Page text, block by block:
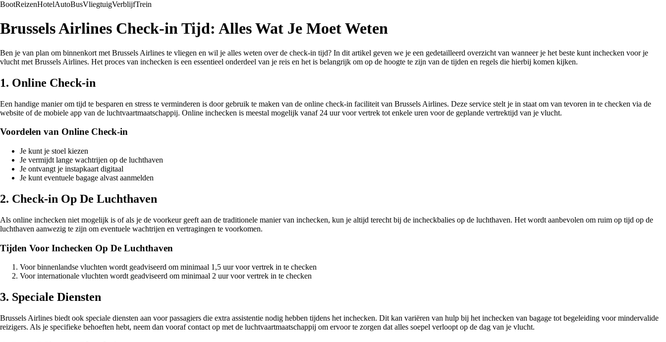
BootReizenHotelAutoBusVliegtuigVerblijfTrein
Brussels Airlines Check-in Tijd: Alles Wat Je Moet Weten
Ben je van plan om binnenkort met Brussels Airlines te vliegen en wil je alles weten over de check-in tijd? In dit artikel geven we je een gedetailleerd overzicht van wanneer je het beste kunt inchecken voor je
vlucht met Brussels Airlines. Het proces van inchecken is een essentieel onderdeel van je reis en het is belangrijk om op de hoogte te zijn van de tijden en regels die hierbij komen kijken.
1. Online Check-in
Een handige manier om tijd te besparen en stress te verminderen is door gebruik te maken van de online check-in faciliteit van Brussels Airlines. Deze service stelt je in staat om van tevoren in te checken via de
website of de mobiele app van de luchtvaartmaatschappij. Online inchecken is meestal mogelijk vanaf 24 uur voor vertrek tot enkele uren voor de geplande vertrektijd van je vlucht.
Voordelen van Online Check-in
Je kunt je stoel kiezen
Je vermijdt lange wachtrijen op de luchthaven
Je ontvangt je instapkaart digitaal
Je kunt eventuele bagage alvast aanmelden
2. Check-in Op De Luchthaven
Als online inchecken niet mogelijk is of als je de voorkeur geeft aan de traditionele manier van inchecken, kun je altijd terecht bij de incheckbalies op de luchthaven. Het wordt aanbevolen om ruim op tijd op de
luchthaven aanwezig te zijn om eventuele wachtrijen en vertragingen te voorkomen.
Tijden Voor Inchecken Op De Luchthaven
Voor binnenlandse vluchten wordt geadviseerd om minimaal 1,5 uur voor vertrek in te checken
Voor internationale vluchten wordt geadviseerd om minimaal 2 uur voor vertrek in te checken
3. Speciale Diensten
Brussels Airlines biedt ook speciale diensten aan voor passagiers die extra assistentie nodig hebben tijdens het inchecken. Dit kan variëren van hulp bij het inchecken van bagage tot begeleiding voor mindervalide
reizigers. Als je specifieke behoeften hebt, neem dan vooraf contact op met de luchtvaartmaatschappij om ervoor te zorgen dat alles soepel verloopt op de dag van je vlucht.